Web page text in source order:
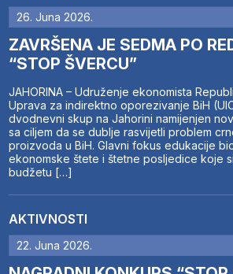
26. Juna 2026.
ZAVRŠENA JE SEDMA PO
“STOP ŠVERCU”
JAHORINA – Udruženje ekonomista
Uprava za indirektno oporezivanje BiH
dvodnevni skup na Jahorini namijenjen
sa ciljem da se dublje rasvijetli problem
proizvoda u BiH. Glavni fokus edukacije
ekonomske štete i štetne posljedice koje
budžetu […]
AKTIVNOSTI
22. Juna 2026.